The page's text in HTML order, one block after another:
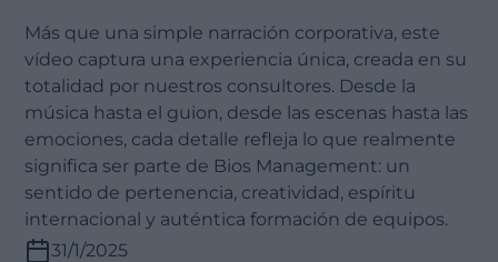
Más que una simple narración corporativa, este
vídeo captura una experiencia única, creada en su
totalidad por nuestros consultores. Desde la
música hasta el guion, desde las escenas hasta las
emociones, cada detalle refleja lo que realmente
significa ser parte de Bios Management: un
sentido de pertenencia, creatividad, espíritu
internacional y auténtica formación de equipos.
31/1/2025